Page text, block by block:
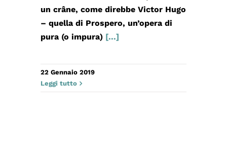
un crâne, come direbbe Victor Hugo
– quella di Prospero, un’opera di
pura (o impura) [...]
22 Gennaio 2019
Leggi tutto